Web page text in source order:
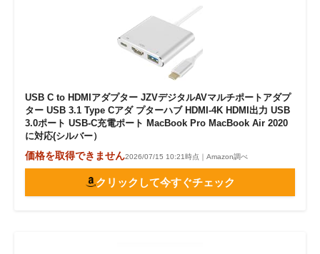
USB C to HDMIアダプター JZVデジタルAVマルチポートアダプ
ター USB 3.1 Type Cアダ プターハブ HDMI-4K HDMI出力 USB
3.0ポート USB-C充電ポート MacBook Pro MacBook Air 2020
に対応(シルバー）
価格を取得できません2026/07/15 10:21時点｜Amazon調べ
クリックして今すぐチェック